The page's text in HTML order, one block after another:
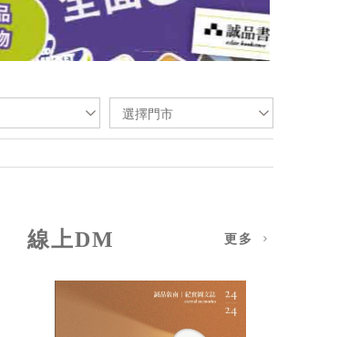
選擇門市
線上DM 更多